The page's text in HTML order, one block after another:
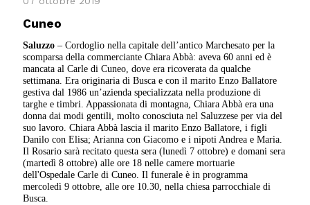
Cuneo
Saluzzo – Cordoglio nella capitale dell’antico Marchesato per la
scomparsa della commerciante Chiara Abbà: aveva 60 anni ed è
mancata al Carle di Cuneo, dove era ricoverata da qualche
settimana. Era originaria di Busca e con il marito Enzo Ballatore
gestiva dal 1986 un’azienda specializzata nella produzione di
targhe e timbri. Appassionata di montagna, Chiara Abbà era una
donna dai modi gentili, molto conosciuta nel Saluzzese per via del
suo lavoro. Chiara Abbà lascia il marito Enzo Ballatore, i figli
Danilo con Elisa; Arianna con Giacomo e i nipoti Andrea e Maria.
Il Rosario sarà recitato questa sera (lunedì 7 ottobre) e domani sera
(martedì 8 ottobre) alle ore 18 nelle camere mortuarie
dell'Ospedale Carle di Cuneo. Il funerale è in programma
mercoledì 9 ottobre, alle ore 10.30, nella chiesa parrocchiale di
Busca.